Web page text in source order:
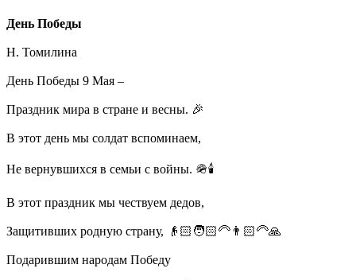
День Победы
Н. Томилина
День Победы 9 Мая –
Праздник мира в стране и весны. 🎉
В этот день мы солдат вспоминаем,
Не вернувшихся в семьи с войны. 🪖🕯️
В этот праздник мы чествуем дедов,
Защитивших родную страну, 👴🏻🧑🏻‍🦳👨🏻‍🦳🙏
Подарившим народам Победу